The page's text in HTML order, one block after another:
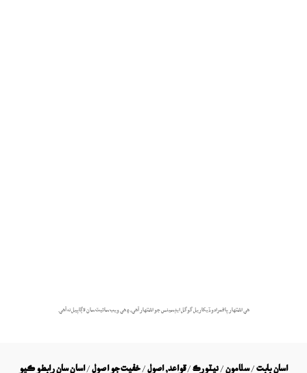
هي اشتهار پاڻمرادو ڏيکاريل گوگل ايڊسينس جو اشتهار آهي، ۽ هي ويب سائيٽ سان لاڳاپيل نه آهي.
اسان بابت/سلامون/نيٽورڪ/قواعد, اصول/خفيت جو اصول/اسان سان رابطو ڪيو